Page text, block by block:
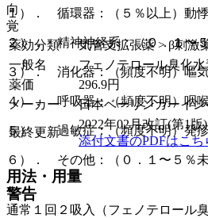
１）． 循環器：（５％以上）動悸
２）． 精神神経系：（０．１〜５
３）． 消化器：（頻度不明）嘔
４）． 呼吸器：（頻度不明）咽喉
５）． 過敏症：（頻度不明）発疹
６）． その他：（０．１〜５％未
警告
向
覚
薬効分類
気管支拡張薬 > β刺激
一般名
フェノテロール臭化
薬価
296.9円
メーカー
日本ベーリンガーイ
最終更新
2022年02月改訂(第1版)
添付文書のPDFはこち
用法・用量
通常１回２吸入（フェノテロール